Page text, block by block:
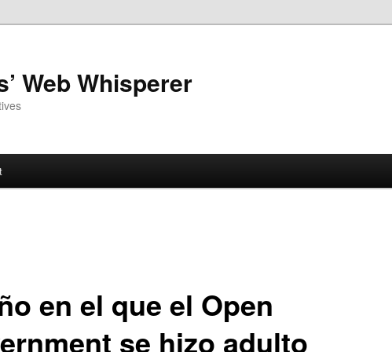
Web Whisperer
en el que el Open
se hizo adulto